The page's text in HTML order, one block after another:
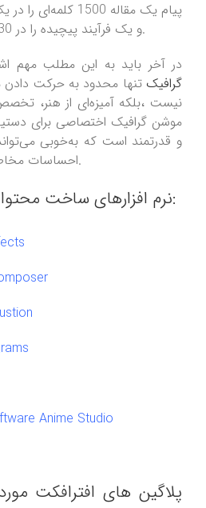
پیام یک مقاله 1500
و یک فرآیند پیچیده را در 30 ثانیه توضیح دهد.
در آخر باید به این مطلب مهم
گرافیک تنها محدود به حرکت
نیست ،بلکه آمیزه‌ای از هنر،
موشن گرافیک اختصاصی برای
و قدرتمند است که به‌خوبی
احساسات مخاطبینمون پیوند دهد.
نرم افزارهای ساخت محتوای اینستاگرامی:
Anime Studio
پلاگین های افترافکت